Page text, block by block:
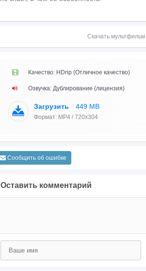
Скачать
Качество: HDrip (Отличное качество)
Озвучка: Дублирование (лицензия)
Загрузить 449 MB
Формат: MP4 / 720x304
Сообщить об ошибке
Оставить комментарий